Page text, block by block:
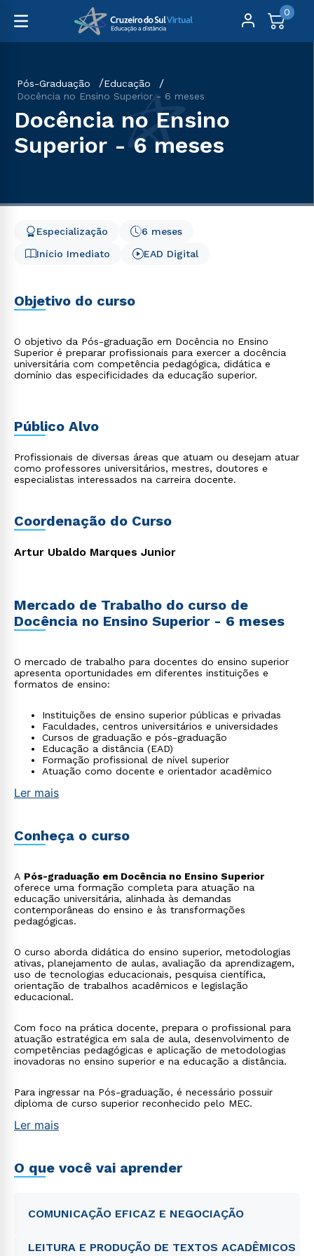
0
Pós-Graduação
Educação
Docência no Ensino Superior - 6 meses
Docência no Ensino
Superior - 6 meses
Início Imediato
6 meses
Especialização
EAD Digital
Objetivo do curso
O objetivo da Pós-graduação em Docência no Ensino
Superior é preparar profissionais para exercer a docência
universitária com competência pedagógica, didática e
domínio das especificidades da educação superior.
Público Alvo
Profissionais de diversas áreas que atuam ou desejam atuar
como professores universitários, mestres, doutores e
especialistas interessados na carreira docente.
Coordenação do Curso
Artur Ubaldo Marques Junior
Mercado de Trabalho do curso de
Docência no Ensino Superior - 6 meses
O mercado de trabalho para docentes do ensino superior
apresenta oportunidades em diferentes instituições e
formatos de ensino:
Instituições de ensino superior públicas e privadas
Faculdades, centros universitários e universidades
Cursos de graduação e pós-graduação
Educação a distância (EAD)
Formação profissional de nível superior
Atuação como docente e orientador acadêmico
Ler mais
Conheça o curso
A Pós-graduação em Docência no Ensino Superior
oferece uma formação completa para atuação na
educação universitária, alinhada às demandas
contemporâneas do ensino e às transformações
pedagógicas.
O curso aborda didática do ensino superior, metodologias
ativas, planejamento de aulas, avaliação da aprendizagem,
uso de tecnologias educacionais, pesquisa científica,
orientação de trabalhos acadêmicos e legislação
educacional.
Com foco na prática docente, prepara o profissional para
atuação estratégica em sala de aula, desenvolvimento de
competências pedagógicas e aplicação de metodologias
inovadoras no ensino superior e na educação a distância.
Para ingressar na Pós-graduação, é necessário possuir
diploma de curso superior reconhecido pelo MEC.
Ler mais
O que você vai aprender
COMUNICAÇÃO EFICAZ E NEGOCIAÇÃO
LEITURA E PRODUÇÃO DE TEXTOS ACADÊMICOS